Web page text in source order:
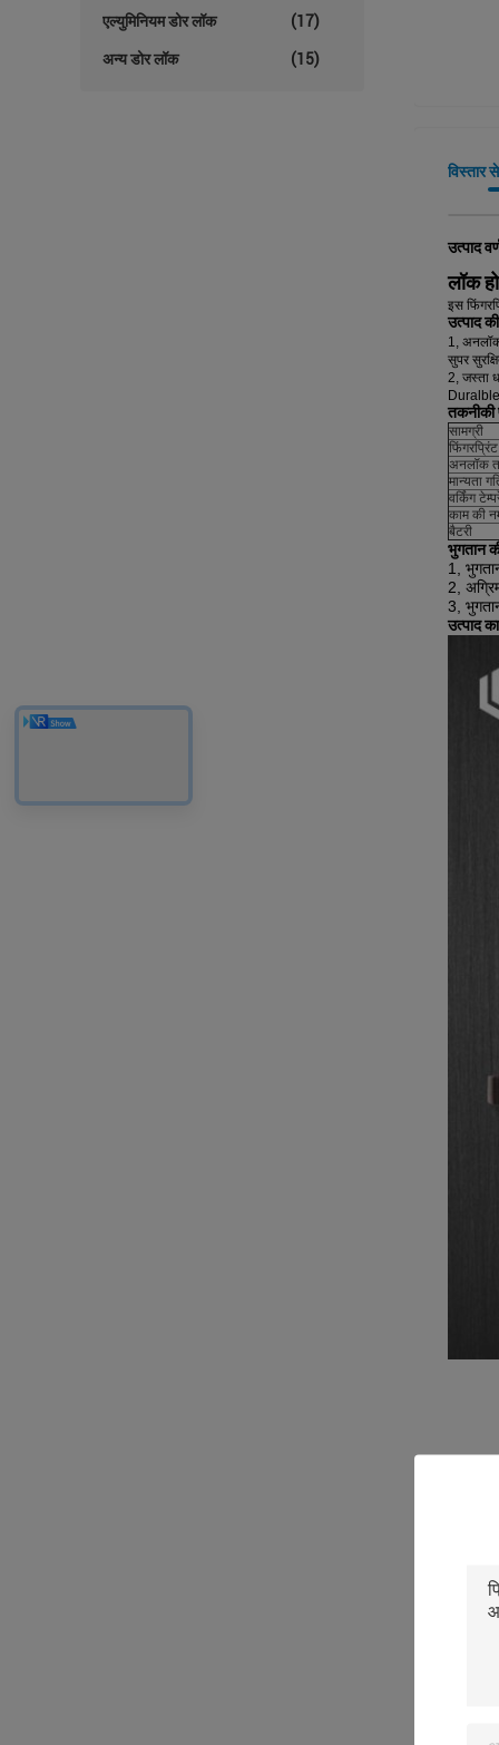
एल्युमिनियम डोर लॉक (17)
अन्य डोर लॉक (15)
विस्तार
उत्पाद
लॉक
इस
उत्पाद
1,
सुपर
2, जस्ता
Duralble
तकनीकी
सामग्री
अनलॉक
मान्यता
वर्किंग
काम की
बैटरी
भुगतान
1,
2,
3,
उत्पाद